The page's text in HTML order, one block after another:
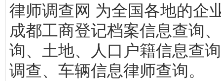
律师调查网 为全国各地的企
成都工商登记档案信息查询
询、土地、人口户籍信息查
调查、车辆信息律师查询。